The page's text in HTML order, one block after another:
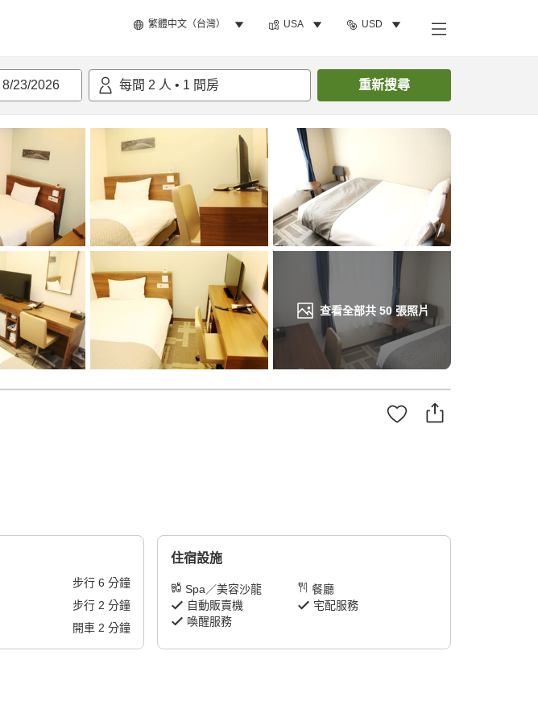
繁體中文（台灣） USA USD
8/23/2026 每間 2 人 • 1 間房 重新搜尋
查看全部共 50張照片
找客房
步行 6 分鐘
步行 2 分鐘
開車 2 分鐘
住宿設施
Spa／美容沙龍
餐廳
自動販賣機
宅配服務
喚醒服務